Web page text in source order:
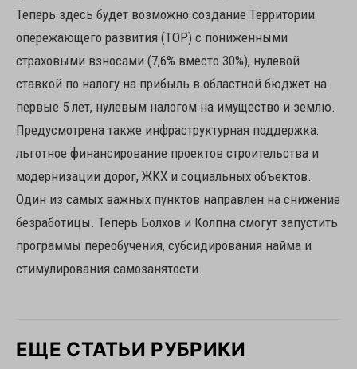
Теперь здесь будет возможно создание Территории
опережающего развития (ТОР) с пониженными
страховыми взносами (7,6% вместо 30%), нулевой
ставкой по налогу на прибыль в областной бюджет на
первые 5 лет, нулевым налогом на имущество и землю.
Предусмотрена также инфраструктурная поддержка:
льготное финансирование проектов строительства и
модернизации дорог, ЖКХ и социальных объектов.
Один из самых важных пунктов направлен на снижение
безработицы. Теперь Болхов и Колпна смогут запустить
программы переобучения, субсидирования найма и
стимулирования самозанятости.
ЕЩЕ СТАТЬИ РУБРИКИ